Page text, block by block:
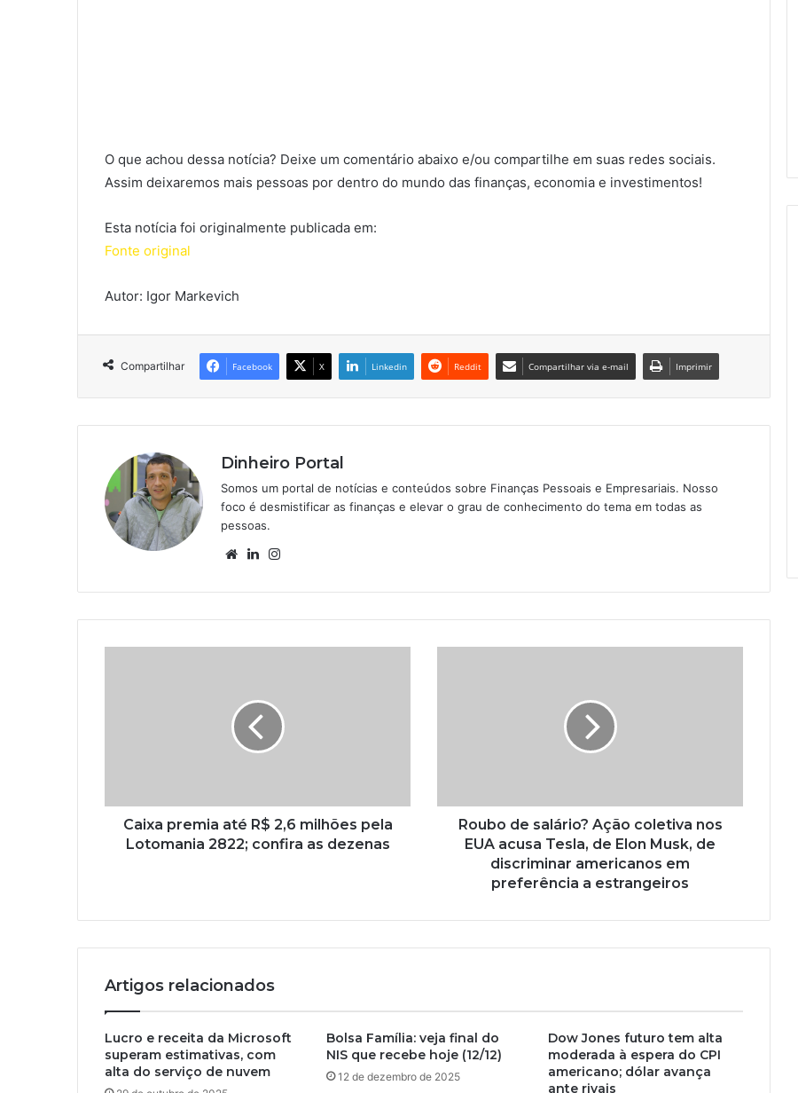
O que achou dessa notícia? Deixe um comentário abaixo e/ou compartilhe em suas redes sociais.
Assim deixaremos mais pessoas por dentro do mundo das finanças, economia e investimentos!
Esta notícia foi originalmente publicada em:
Fonte original
Autor: Igor Markevich
Compartilhar Facebook X Linkedin Reddit Compartilhar via e-mail Imprimir
Dinheiro Portal
Somos um portal de notícias e conteúdos sobre Finanças Pessoais e Empresariais. Nosso
foco é desmistificar as finanças e elevar o grau de conhecimento do tema em todas as
pessoas.
WebsiteLinkedin
Caixa premia até R$ 2,6 milhões pela
Lotomania 2822; confira as dezenas
Roubo de salário? Ação coletiva nos
EUA acusa Tesla, de Elon Musk, de
discriminar americanos em
preferência a estrangeiros
Artigos relacionados
Lucro e receita da Microsoft
superam estimativas, com
alta do serviço de nuvem
Bolsa Família: veja final do
NIS que recebe hoje (12/12)
12 de dezembro de 2025
Dow Jones futuro tem alta
moderada à espera do CPI
americano; dólar avança
ante rivais